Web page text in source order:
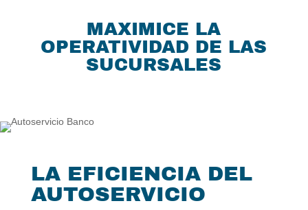
MAXIMICE LA
OPERATIVIDAD DE LAS
SUCURSALES
LA EFICIENCIA DEL
AUTOSERVICIO